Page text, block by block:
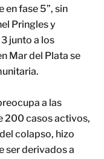
en fase 5”, sin
Pringles y
junto a los
Mar del Plata se
a las
200 casos activos,
colapso, hizo
ser derivados a